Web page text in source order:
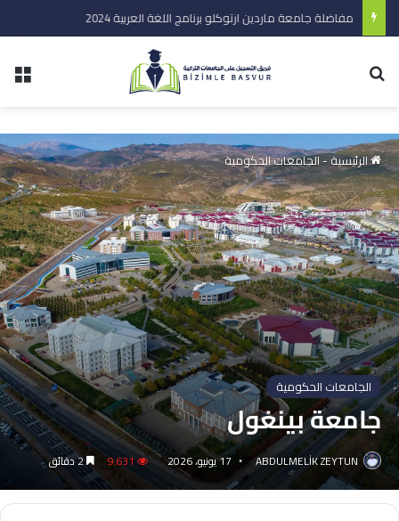
مفاضلة جامعة ماردين ارتوكلو برنامج اللغة العربية 2024
الرئيسية-الجامعات الحكومية
الجامعات الحكومية
جامعة بينغول
ABDULMELİK ZEYTUN 17 يونيو، 2026 9٬631 2 دقائق